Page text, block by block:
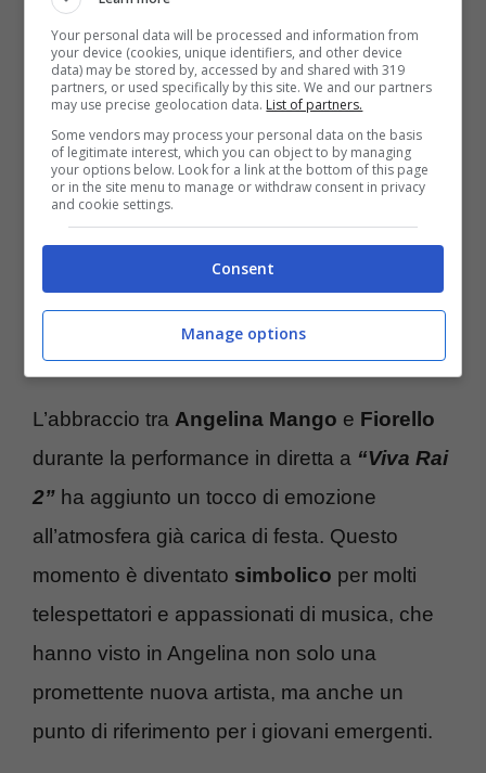
Mango, ha improvvisamente fatto un
inaspettatoverso Fiorello, lasciando molti
spettatori abocca aperta. Il suo sorriso
contagioso ha coinvolto anche il conduttore,
che si è unito a lei sul palco per un ballo
spontaneo insieme ai ballerini.
Angelina Mango e il gesto nei riguardi di
Fiorello a Viva Rai 2: cosa si evince per
davvero dal loro incontro
L’abbraccio tra Angelina Mango e Fiorello
durante la performance in diretta a “Viva Rai
2” ha aggiunto un tocco di emozione
all’atmosfera già carica di festa. Questo
momento è diventato simbolico per molti
telespettatori e appassionati di musica, che
hanno visto in Angelina non solo una
promettente nuova artista, ma anche un
punto di riferimento per i giovani emergenti.
Your personal data will be processed and information from
your device (cookies, unique identifiers, and other device
data) may be stored by, accessed by and shared with 319
partners, or used specifically by this site. We and our partners
may use precise geolocation data. List of partners.
Some vendors may process your personal data on the basis
of legitimate interest, which you can object to by managing
your options below. Look for a link at the bottom of this page
or in the site menu to manage or withdraw consent in privacy
and cookie settings.
Consent
Manage options